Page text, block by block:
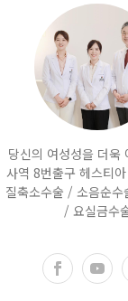
당신의 여성성을 더욱
사역 8번출구 헤스티
질축소수술 / 소음순수
/ 요실금수